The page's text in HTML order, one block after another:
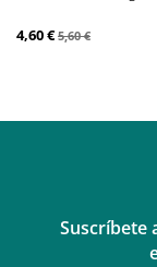
4,60 €5,60 €
Suscríbete